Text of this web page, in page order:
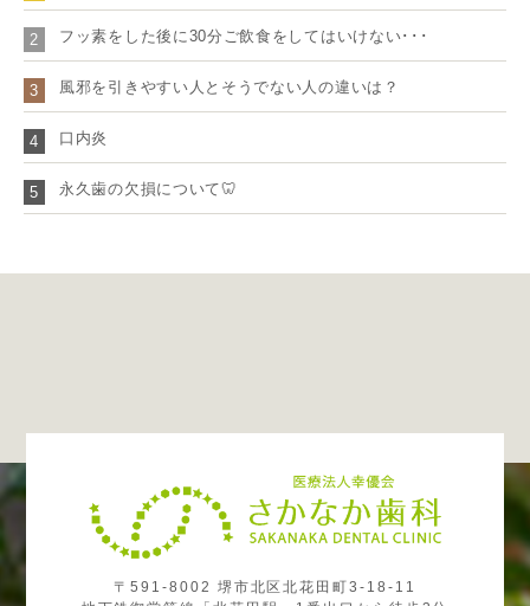
2 フッ素をした後に30分ご飲食をしてはいけない･･･
3 風邪を引きやすい人とそうでない人の違いは？
4 口内炎
5 永久歯の欠損について🦷
〒591-8002 堺市北区北花田町3-18-11